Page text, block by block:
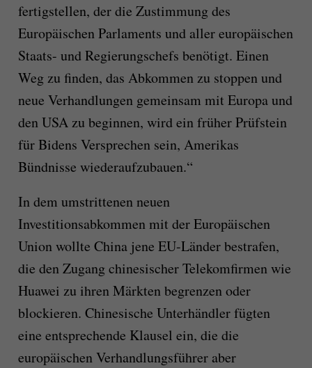
fertigstellen, der die Zustimmung des
Europäischen Parlaments und aller europäischen
Staats- und Regierungschefs benötigt. Einen
Weg zu finden, das Abkommen zu stoppen und
neue Verhandlungen gemeinsam mit Europa und
den USA zu beginnen, wird ein früher Prüfstein
für Bidens Versprechen sein, Amerikas
Bündnisse wiederaufzubauen.“
In dem umstrittenen neuen
Investitionsabkommen mit der Europäischen
Union wollte China jene EU-Länder bestrafen,
die den Zugang chinesischer Telekomfirmen wie
Huawei zu ihren Märkten begrenzen oder
blockieren. Chinesische Unterhändler fügten
eine entsprechende Klausel ein, die die
europäischen Verhandlungsführer aber